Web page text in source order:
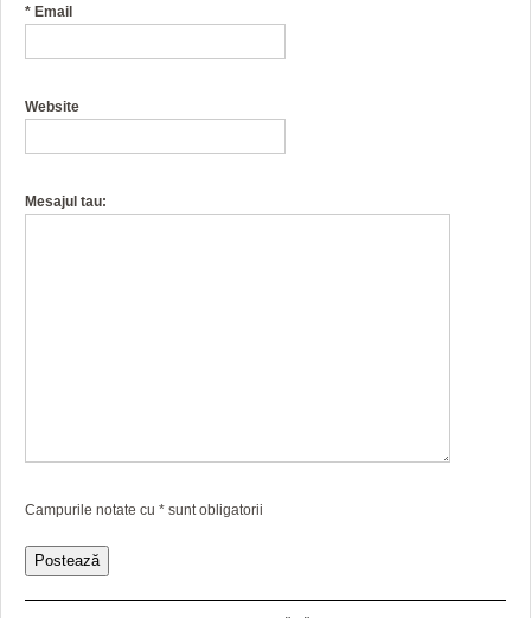
* Email
Website
Mesajul tau:
Campurile notate cu * sunt obligatorii